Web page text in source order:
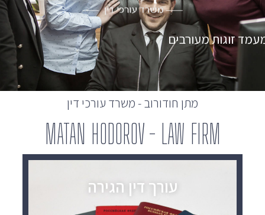
תושבות קבע
מתן חודורוב - משרד עורכי דין
MATAN HODOROV - LAW FIRM
עורך דין הגירה